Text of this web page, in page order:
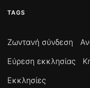
TAGS
Ζωντανή σύνδεση
Εύρεση εκκλησίας
Εκκλησίες